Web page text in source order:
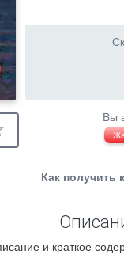
Вы
Как получить
и краткое